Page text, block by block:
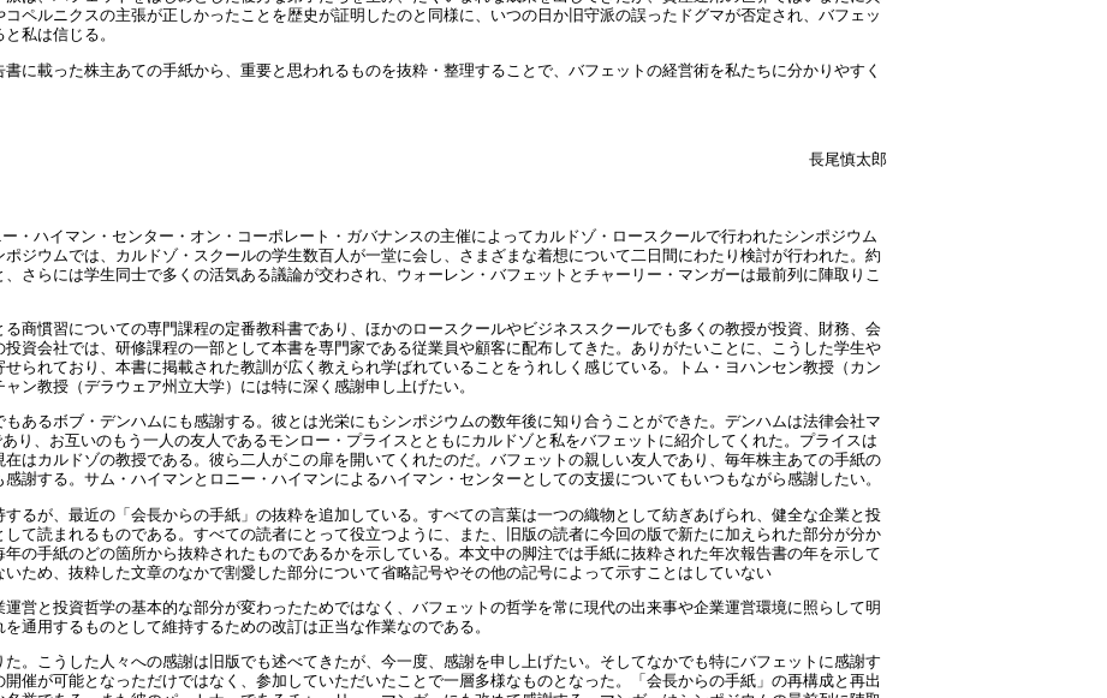
ペルニクスの主張が正しかったことを歴史が証明したのと同様に、いつの日か旧守派の誤ったドグマが否定され、バフェッ
私は信じる。
に載った株主あての手紙から、重要と思われるものを抜粋・整理することで、バフェットの経営術を私たちに分かりやすく
長尾慎太郎
・ハイマン・センター・オン・コーポレート・ガバナンスの主催によってカルドゾ・ロースクールで行われたシンポジウム
ジウムでは、カルドゾ・スクールの学生数百人が一堂に会し、さまざまな着想について二日間にわたり検討が行われた。約
さらには学生同士で多くの活気ある議論が交わされ、ウォーレン・バフェットとチャーリー・マンガーは最前列に陣取りこ
商慣習についての専門課程の定番教科書であり、ほかのロースクールやビジネススクールでも多くの教授が投資、財務、会
資会社では、研修課程の一部として本書を専門家である従業員や顧客に配布してきた。ありがたいことに、こうした学生や
られており、本書に掲載された教訓が広く教えられ学ばれていることをうれしく感じている。トム・ヨハンセン教授（カン
ン教授（デラウェア州立大学）には特に深く感謝申し上げたい。
あるボブ・デンハムにも感謝する。彼とは光栄にもシンポジウムの数年後に知り合うことができた。デンハムは法律会社マ
り、お互いのもう一人の友人であるモンロー・プライスとともにカルドゾと私をバフェットに紹介してくれた。プライスは
はカルドゾの教授である。彼ら二人がこの扉を開いてくれたのだ。バフェットの親しい友人であり、毎年株主あての手紙の
謝する。サム・ハイマンとロニー・ハイマンによるハイマン・センターとしての支援についてもいつもながら感謝したい。
るが、最近の「会長からの手紙」の抜粋を追加している。すべての言葉は一つの織物として紡ぎあげられ、健全な企業と投
て読まれるものである。すべての読者にとって役立つように、また、旧版の読者に今回の版で新たに加えられた部分が分か
の手紙のどの箇所から抜粋されたものであるかを示している。本文中の脚注では手紙に抜粋された年次報告書の年を示して
ため、抜粋した文章のなかで割愛した部分について省略記号やその他の記号によって示すことはしていない
営と投資哲学の基本的な部分が変わったためではなく、バフェットの哲学を常に現代の出来事や企業運営環境に照らして明
通用するものとして維持するための改訂は正当な作業なのである。
。こうした人々への感謝は旧版でも述べてきたが、今一度、感謝を申し上げたい。そしてなかでも特にバフェットに感謝す
催が可能となっただけではなく、参加していただいたことで一層多様なものとなった。「会長からの手紙」の再構成と再出